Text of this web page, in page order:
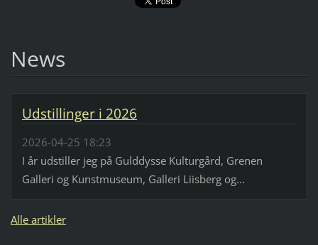
News
Udstillinger i 2026
2026-04-25 18:23
I år udstiller jeg på Gulddysse Kulturgård, Grenen
Galleri og Kunstmuseum, Galleri Liisberg og...
Alle artikler